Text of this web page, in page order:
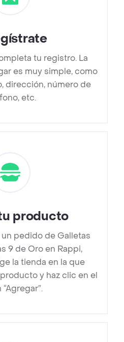
tu registro. La
es muy simple, como
dirección, número de
etc.
producto
un pedido de Galletas
9 de Oro en Rappi,
la tienda en la que
y haz clic en el